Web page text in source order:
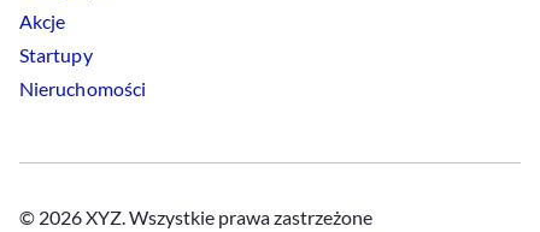
Akcje
Startupy
Nieruchomości
© 2026 XYZ. Wszystkie prawa zastrzeżone